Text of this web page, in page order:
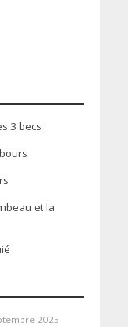
3 becs
et la
2025